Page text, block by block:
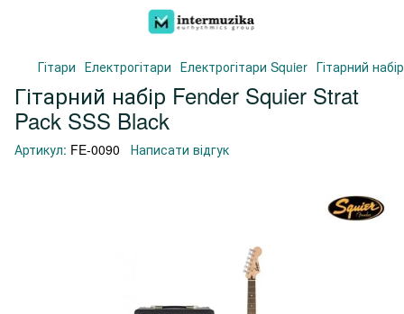
Гітари Електрогітари Електрогітари Squier Гітарний
Гітарний набір Fender Squier Strat
Pack SSS Black
Артикул: FE-0090 Написати відгук